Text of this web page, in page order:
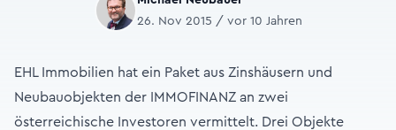
26. Nov 2015 / vor 10 Jahren
EHL Immobilien hat ein Paket aus Zinshäusern und
Neubauobjekten der IMMOFINANZ an zwei
österreichische Investoren vermittelt. Drei Objekte